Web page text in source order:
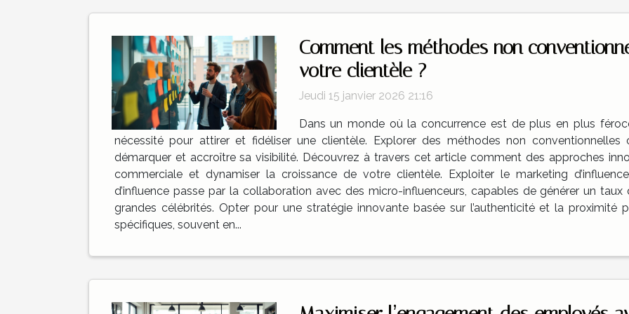
Comment les méthodes non
votre clientèle ?
Jeudi 15 janvier 2026 21:16
Dans un monde où la concurrence est de plus en plus
nécessité pour attirer et fidéliser une clientèle. Explorer des méthodes non
démarquer et accroître sa visibilité. Découvrez à travers cet article comment des approches
commerciale et dynamiser la croissance de votre clientèle. Exploiter le marketing
d’influence passe par la collaboration avec des micro-influenceurs, capables de générer un taux
grandes célébrités. Opter pour une stratégie innovante basée sur l’authenticité et la
spécifiques, souvent en...